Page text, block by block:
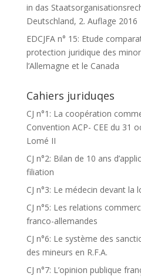
in das
Deutschland, 2. Auflage 2016
EDCJFA n° 15: Etude
protection juridique des
l’Allemagne et le Canada
Cahiers juriduqes
CJ n°1: La coopération
Convention ACP- CEE du 31
Lomé II
CJ n°2: Bilan de 10 ans
filiation
CJ n°3: Le médecin devant la
CJ n°5: Les relations
franco-allemandes
CJ n°6: Le système des
des mineurs en R.F.A.
CJ n°7: L’opinion publique